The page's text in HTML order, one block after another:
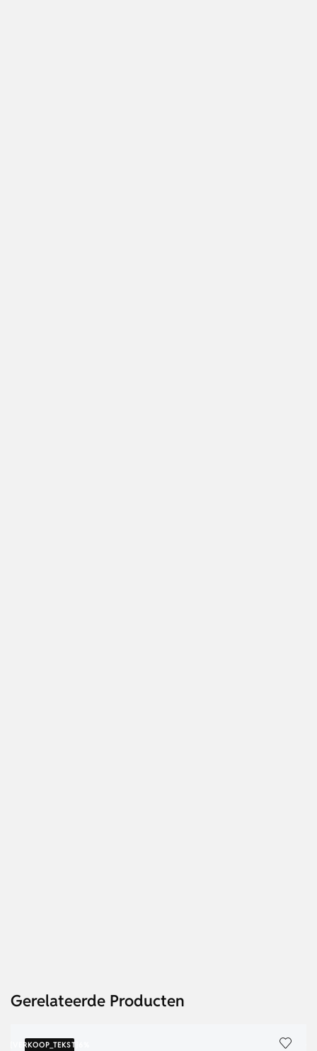
Gerelateerde Producten
{VERKOOP_TEKST}